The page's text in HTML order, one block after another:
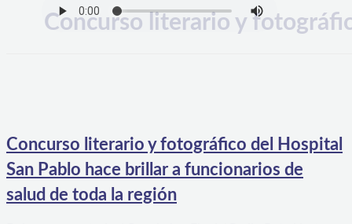
Concurso literario y
Concurso literario y fotográfico del Hospital
San Pablo hace brillar a funcionarios de
salud de toda la región